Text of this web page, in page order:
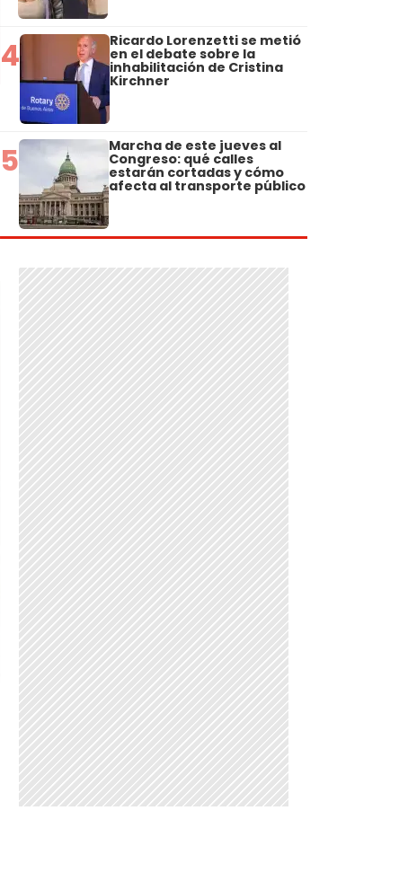
4 Ricardo Lorenzetti se metió
en el debate sobre la
inhabilitación de Cristina
Kirchner
5 Marcha de este jueves al
Congreso: qué calles
estarán cortadas y cómo
afecta al transporte público